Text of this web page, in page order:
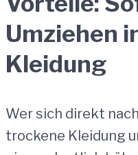
Umziehen
Kleidung
Wer sich direkt
trockene Kleidung